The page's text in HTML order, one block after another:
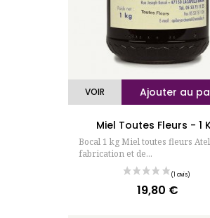
Ajouter au
VOIR
Miel Toutes Fleurs - 1
Bocal 1 kg Miel toutes fleurs
fabrication et de...
Prix
19,80 €